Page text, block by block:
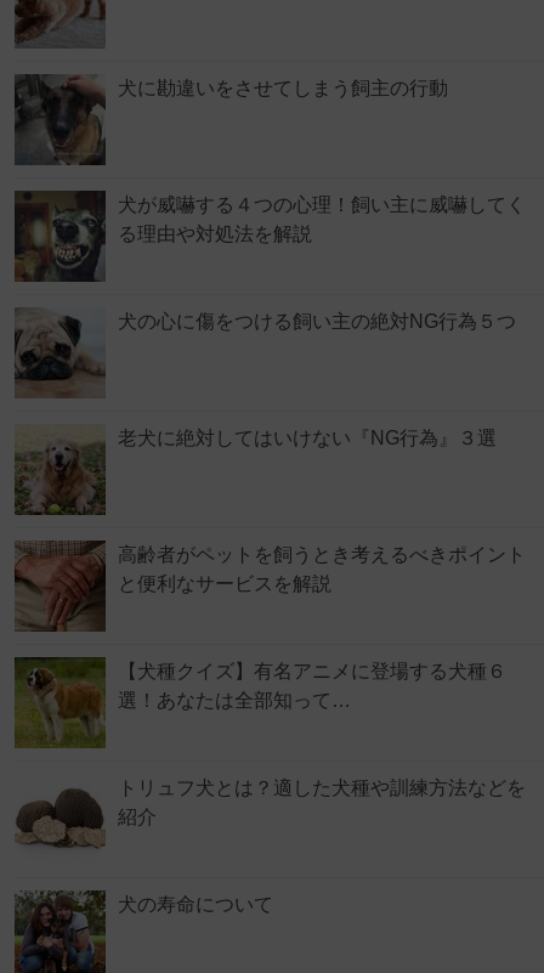
犬に勘違いをさせてしまう飼主の行動
犬が威嚇する４つの心理！飼い主に威嚇してく
る理由や対処法を解説
犬の心に傷をつける飼い主の絶対NG行為５つ
老犬に絶対してはいけない『NG行為』３選
高齢者がペットを飼うとき考えるべきポイント
と便利なサービスを解説
【犬種クイズ】有名アニメに登場する犬種６
選！あなたは全部知って…
トリュフ犬とは？適した犬種や訓練方法などを
紹介
犬の寿命について